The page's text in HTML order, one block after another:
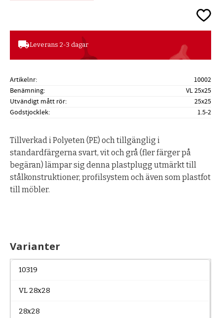
Lägg
local_shippingLeverans 2-3 dagar
Artikelnr
10002
Benämning
VL 25x25
Utvändigt mått rör
25x25
Godstjocklek
1.5-2
Tillverkad i Polyeten (PE) och tillgänglig i
standardfärgerna svart, vit och grå (fler färger på
begäran) lämpar sig denna plastplugg utmärkt till
stålkonstruktioner, profilsystem och även som plastfot
till möbler.
Varianter
10319
VL 28x28
28x28